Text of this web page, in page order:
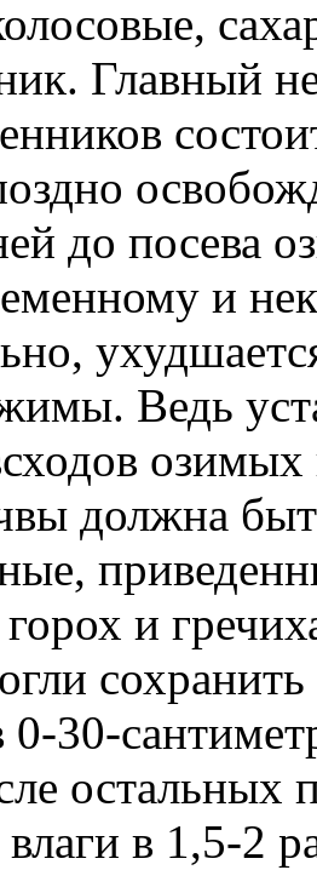
Главный
до посева
и
Ведь
озимых
должна
горох и
0-30-
остальных
в 1,5-2